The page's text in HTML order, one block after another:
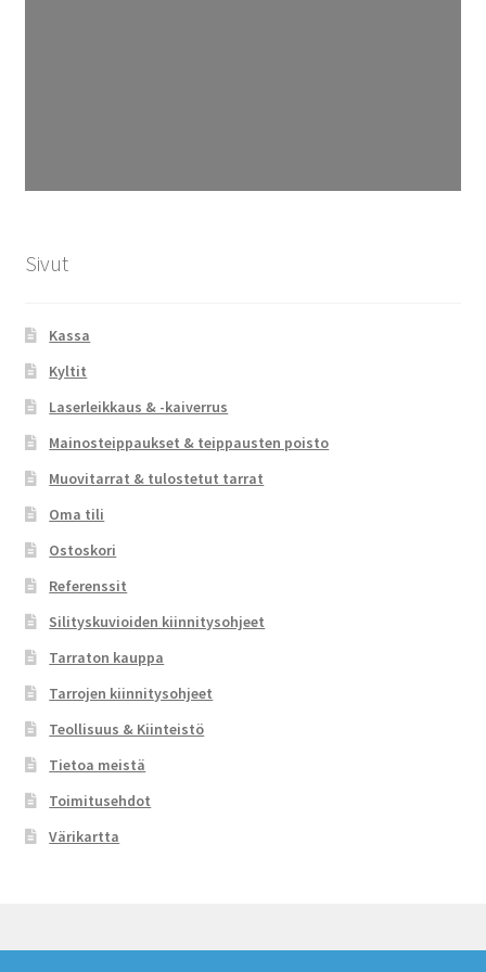
Sivut
Kassa
Kyltit
Laserleikkaus & -kaiverrus
Mainosteippaukset & teippausten poisto
Muovitarrat & tulostetut tarrat
Oma tili
Ostoskori
Referenssit
Silityskuvioiden kiinnitysohjeet
Tarraton kauppa
Tarrojen kiinnitysohjeet
Teollisuus & Kiinteistö
Tietoa meistä
Toimitusehdot
Värikartta